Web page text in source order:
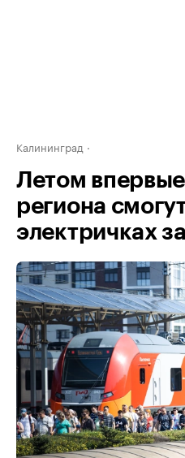
Калининград
Летом
региона
электричках